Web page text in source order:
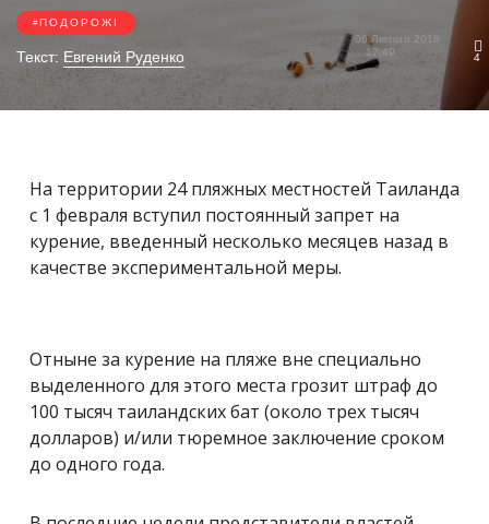
ПОДОРОЖІ
Текст: Евгений Руденко
06 Лютого 2018
17:49
4
На территории 24 пляжных местностей Таиланда
с 1 февраля вступил постоянный запрет на
курение, введенный несколько месяцев назад в
качестве экспериментальной меры.
Отныне за курение на пляже вне специально
выделенного для этого места грозит штраф до
100 тысяч таиландских бат (около трех тысяч
долларов) и/или тюремное заключение сроком
до одного года.